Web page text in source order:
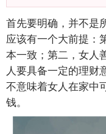
首先要明确，并不是
应该有一个大前提：
本一致；第二，女人
人要具备一定的理财
不意味着女人在家中
钱。